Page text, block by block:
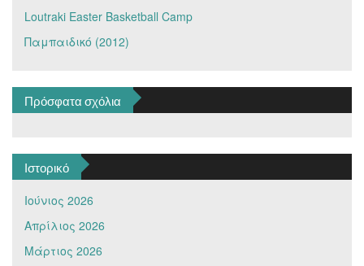
Loutraki Easter Basketball Camp
Παμπαιδικό (2012)
Πρόσφατα σχόλια
Ιστορικό
Ιούνιος 2026
Απρίλιος 2026
Μάρτιος 2026